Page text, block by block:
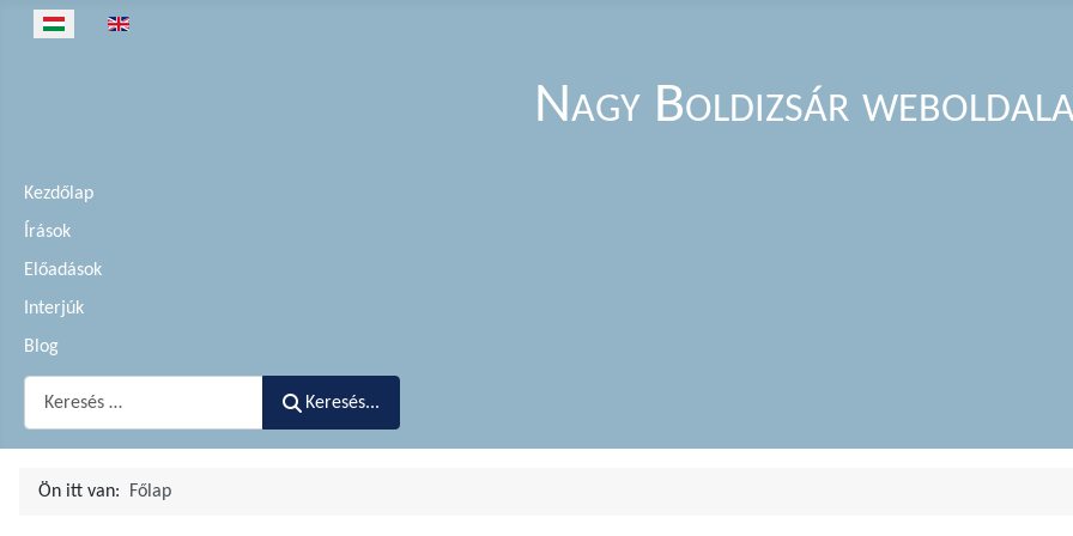
Válasszon nyelvet
Nagy Boldizsár
Kezdőlap
Írások
Előadások
Interjúk
Blog
Keresés...
Ön itt van: Főlap